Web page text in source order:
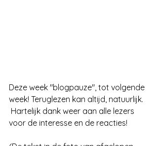
Deze week "blogpauze", tot volgende
week! Teruglezen kan altijd, natuurlijk.
voor de interesse en de reacties!